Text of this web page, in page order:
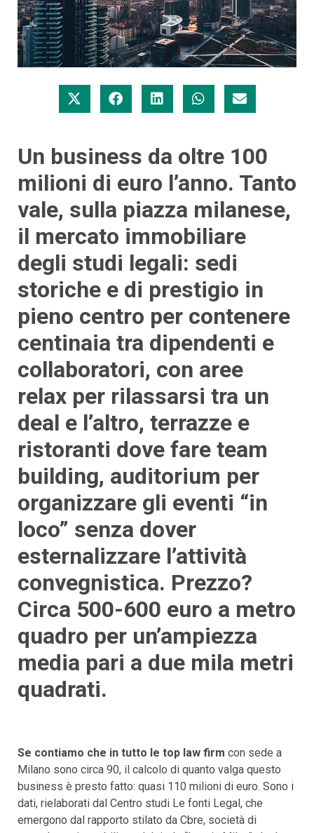
Un business da oltre 100
milioni di euro l’anno. Tanto
vale, sulla piazza milanese,
il mercato immobiliare
degli studi legali: sedi
storiche e di prestigio in
pieno centro per contenere
centinaia tra dipendenti e
collaboratori, con aree
relax per rilassarsi tra un
deal e l’altro, terrazze e
ristoranti dove fare team
building, auditorium per
organizzare gli eventi “in
loco” senza dover
esternalizzare l’attività
convegnistica. Prezzo?
Circa 500-600 euro a metro
quadro per un’ampiezza
media pari a due mila metri
quadrati.
Se contiamo che in tutto le top law firm con sede a
Milano sono circa 90, il calcolo di quanto valga questo
business è presto fatto: quasi 110 milioni di euro. Sono i
dati, rielaborati dal Centro studi Le fonti Legal, che
emergono dal rapporto stilato da Cbre, società di